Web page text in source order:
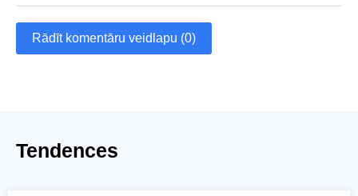
Rādīt komentāru veidlapu (0)
Tendences